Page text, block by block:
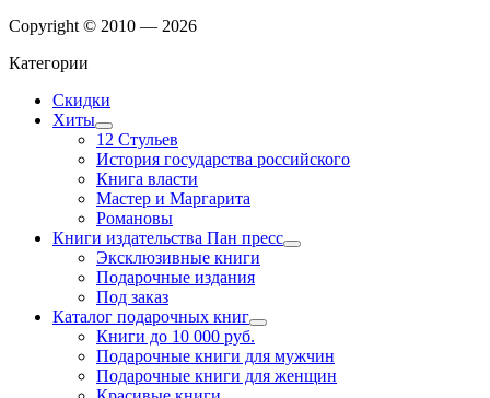
Copyright © 2010 — 2026
Категории
Скидки
Хиты
12 Стульев
История государства российского
Книга власти
Мастер и Маргарита
Романовы
Книги издательства Пан пресс
Эксклюзивные книги
Подарочные издания
Под заказ
Каталог подарочных книг
Книги до 10 000 руб.
Подарочные книги для мужчин
Подарочные книги для женщин